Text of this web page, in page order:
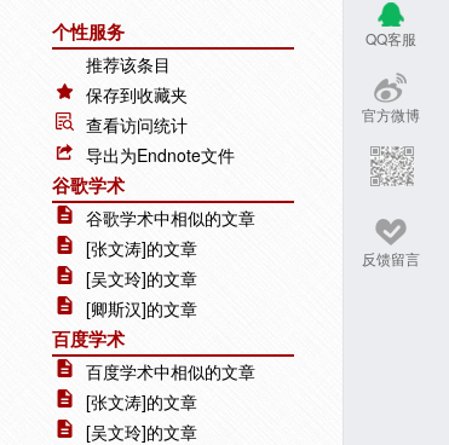
QQ客服
官方微博
反馈留言
个性服务
推荐该条目
保存到收藏夹
查看访问统计
导出为Endnote文件
谷歌学术
谷歌学术中相似的文章
[张文涛]的文章
[吴文玲]的文章
[卿斯汉]的文章
百度学术
百度学术中相似的文章
[张文涛]的文章
[吴文玲]的文章